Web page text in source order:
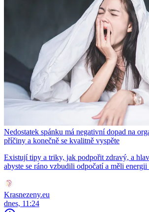
Nedostatek spánku má negativní dopad na
příčiny a konečně se kvalitně vyspěte
Existují tipy a triky, jak podpořit zdravý, a
abyste se ráno vzbudili odpočatí a měli energii
Krasnezeny.eu
dnes, 11:24